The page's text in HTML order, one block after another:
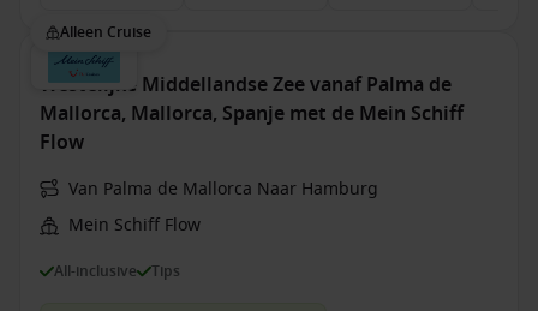
Alleen Cruise
Westelijke Middellandse Zee vanaf Palma de
Mallorca, Mallorca, Spanje met de Mein Schiff
Flow
Van Palma de Mallorca Naar Hamburg
Mein Schiff Flow
All-inclusive Tips